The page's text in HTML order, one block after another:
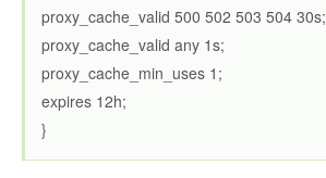
proxy_cache_valid 500 502 503 504 30s;
proxy_cache_valid any 1s;
proxy_cache_min_uses 1;
expires 12h;
}